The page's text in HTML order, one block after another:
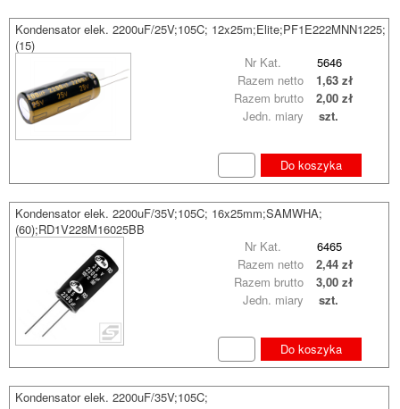
Kondensator elek. 2200uF/25V;105C; 12x25m;Elite;PF1E222MNN1225;
(15)
Nr Kat.
5646
Razem brutto 2,00 zł
Razem netto 1,63 zł
Jedn. miary szt.
Do koszyka
Kondensator elek. 2200uF/35V;105C; 16x25mm;SAMWHA;
(60);RD1V228M16025BB
Nr Kat.
6465
Razem brutto 3,00 zł
Razem netto 2,44 zł
Jedn. miary szt.
Do koszyka
Kondensator elek. 2200uF/35V;105C;